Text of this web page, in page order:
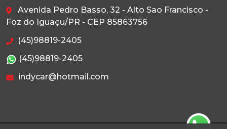
Avenida Pedro Basso, 32 - Alto Sao Francisco -
Foz do Iguaçu/PR - CEP 85863756
(45)98819-2405
(45)98819-2405
indycar@hotmail.com